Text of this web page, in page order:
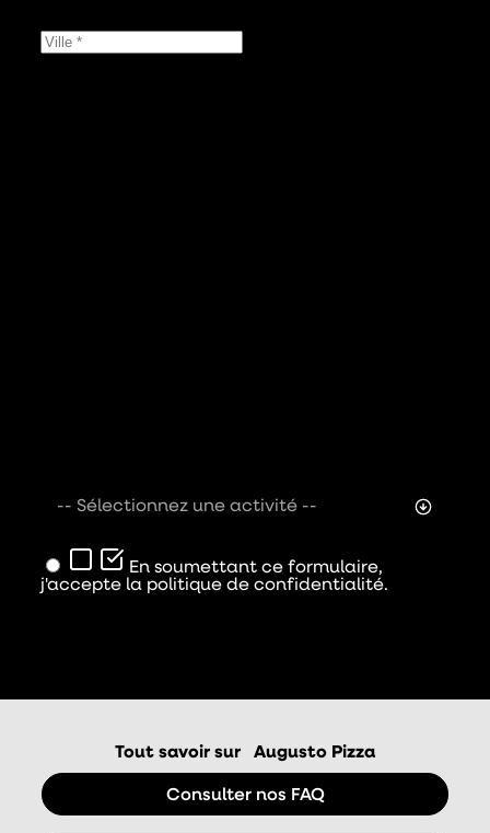
-- Sélectionnez une activité --
En soumettant ce formulaire,
j'accepte la politique de confidentialité.
Tout savoir sur Augusto Pizza
Consulter nos FAQ